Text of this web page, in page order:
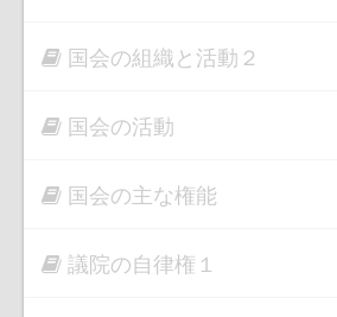
国会の組織と活動２
国会の活動
国会の主な権能
議院の自律権１